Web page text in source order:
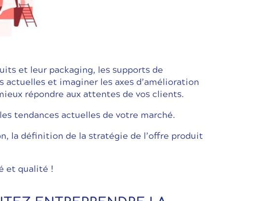
et leur packaging, les supports de
et imaginer les axes d’amélioration
répondre aux attentes de vos clients.
tendances actuelles de votre marché.
la définition de la stratégie de l’offre produit
et qualité !